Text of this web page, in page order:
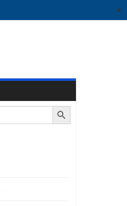
✕
Search Button